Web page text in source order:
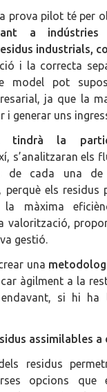
prova pilot té per
a indústries
industrials,
i la correcta
model pot
ja que la
i generar uns
tindrà la
s’analitzaran els
de cada una
perquè els residus
màxima
valorització,
gestió.
una
àgilment a la
si hi ha
assimilables a
residus
opcions que